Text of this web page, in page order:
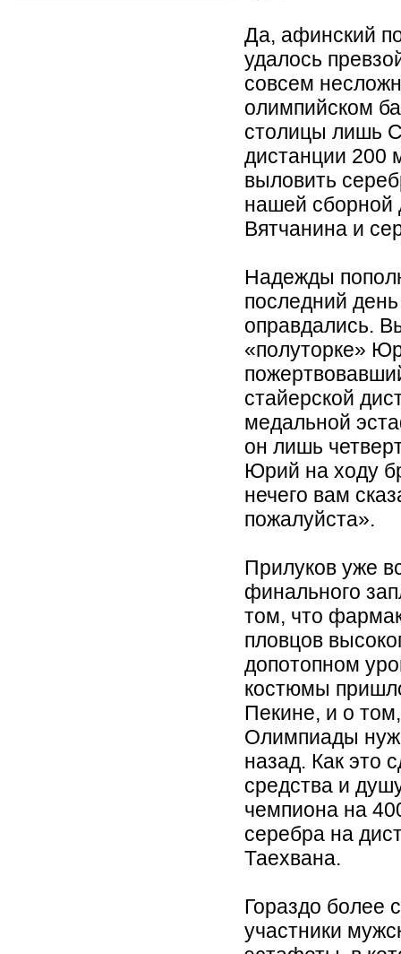
Да, афинский
удалось
совсем
олимпийском
столицы лишь
дистанции 200
выловить
нашей сборной
Вятчанина и
Надежды
последний
оправдались.
«полуторке»
стайерской
медальной
он лишь
Юрий на ходу
нечего вам
пожалуйста».
Прилуков уже
финального
том, что
пловцов
допотопном
костюмы
Пекине, и о
Олимпиады
назад. Как это
средства и
чемпиона на
серебра на
Таехвана.
Гораздо более
участники